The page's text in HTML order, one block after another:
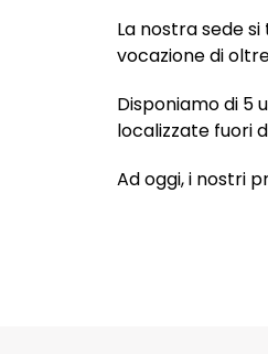
La nostra sede
vocazione di
Disponiamo di 5
localizzate fuori
Ad oggi, i nostri